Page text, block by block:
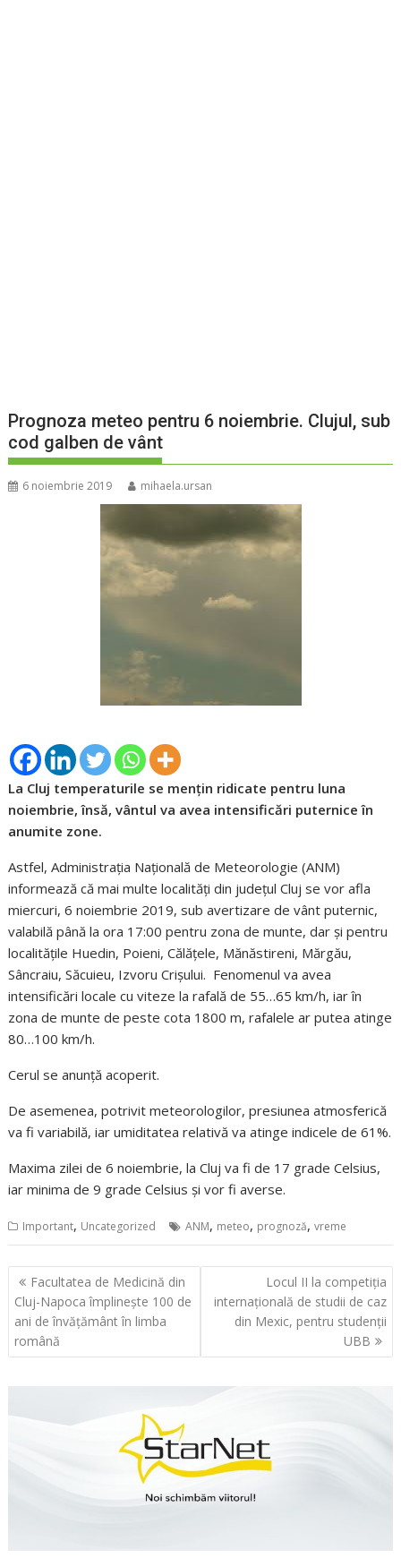
Prognoza meteo pentru 6 noiembrie. Clujul, sub
cod galben de vânt
6 noiembrie 2019 mihaela.ursan
La Cluj temperaturile se menţin ridicate pentru luna
noiembrie, însă, vântul va avea intensificări puternice în
anumite zone.
Astfel, Administraţia Naţională de Meteorologie (ANM)
informează că mai multe localități din județul Cluj se vor afla
miercuri, 6 noiembrie 2019, sub avertizare de vânt puternic,
valabilă până la ora 17:00 pentru zona de munte, dar şi pentru
localităţile Huedin, Poieni, Călățele, Mănăstireni, Mărgău,
Sâncraiu, Săcuieu, Izvoru Crișului. Fenomenul va avea
intensificări locale cu viteze la rafală de 55…65 km/h, iar în
zona de munte de peste cota 1800 m, rafalele ar putea atinge
80…100 km/h.
Cerul se anunţă acoperit.
De asemenea, potrivit meteorologilor, presiunea atmosferică
va fi variabilă, iar umiditatea relativă va atinge indicele de 61%.
Maxima zilei de 6 noiembrie, la Cluj va fi de 17 grade Celsius,
iar minima de 9 grade Celsius şi vor fi averse.
Important, Uncategorized ANM, meteo, prognoză,vreme
Navigare
în
articole
Facultatea de Medicină din
Cluj-Napoca împlinește 100 de
ani de învățământ în limba
română
Locul II la competiția
internațională de studii de caz
din Mexic, pentru studenţii
UBB